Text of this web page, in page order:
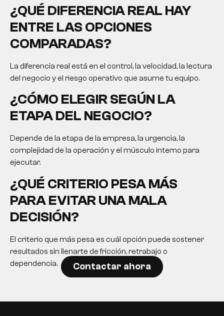
¿QUÉ DIFERENCIA REAL HAY
ENTRE LAS OPCIONES
COMPARADAS?
La diferencia real está en el control, la velocidad, la lectura
del negocio y el riesgo operativo que asume tu equipo.
¿CÓMO ELEGIR SEGÚN LA
ETAPA DEL NEGOCIO?
Depende de la etapa de la empresa, la urgencia, la
complejidad de la operación y el músculo interno para
ejecutar.
¿QUÉ CRITERIO PESA MÁS
PARA EVITAR UNA MALA
DECISIÓN?
El criterio que más pesa es cuál opción puede sostener
resultados sin llenarte de fricción, retrabajo o
dependencia.
Contactar ahora